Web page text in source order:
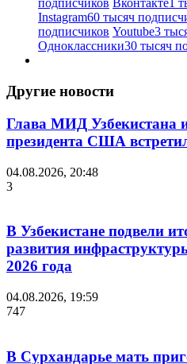
подписчиков Вконтакте1
Instagram60 тысяч
подписчиков Youtube3
Одноклассники30 тысяч
Другие новости
Глава МИД Узбекистана
президента США
04.08.2026, 20:48
3
В Узбекистане подвели
развития
2026 года
04.08.2026, 19:59
747
В Сурхандарье мать